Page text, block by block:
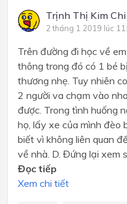
Trịnh Thị Kim Chi
2 tháng 1 2019 lúc
Trên đường đi học về
thông trong đó có 1 bé
thương nhẹ. Tuy nhiên
2 người va chạm vào
được. Trong tình huống
họ, lấy xe của mình đèo
biết vì không liên quan
về nhà. D. Đứng lại xem
Đọc tiếp
Xem chi tiết